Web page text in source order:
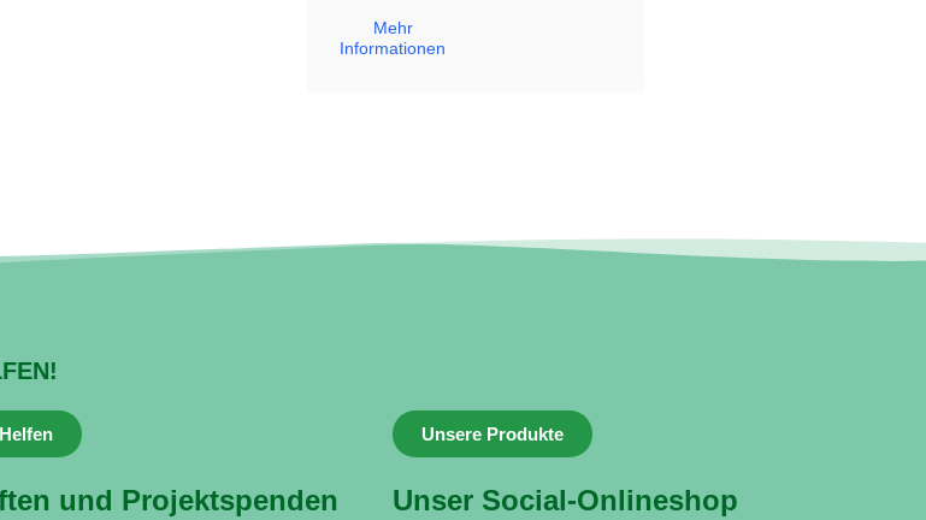
Mehr
Informationen
und Projektspenden
Unsere Produkte
Unser Social-Onlineshop